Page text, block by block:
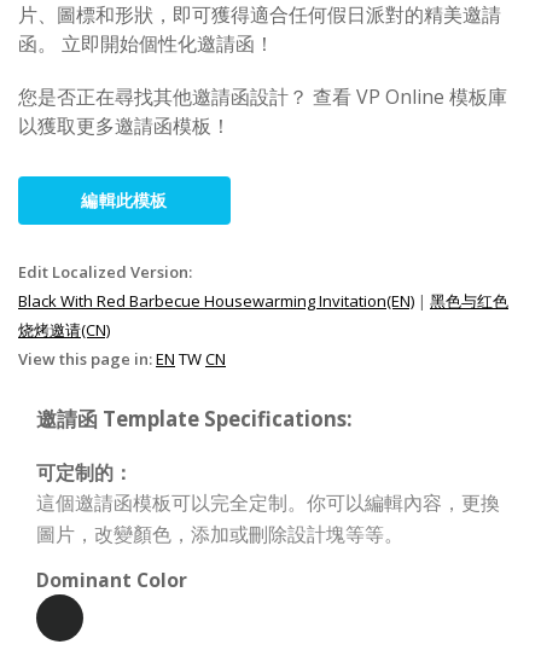
片、圖標和形狀，即可獲得適合任何假日派對的精美邀請
函。 立即開始個性化邀請函！
您是否正在尋找其他邀請函設計？ 查看 VP Online 模板庫
以獲取更多邀請函模板！
編輯此模板
Edit Localized Version:
Black With Red Barbecue Housewarming Invitation(EN) | 黑色与红色
烧烤邀请(CN)
View this page in:EN TWCN
邀請函 Template Specifications:
可定制的：
這個邀請函模板可以完全定制。你可以編輯內容，更換
圖片，改變顏色，添加或刪除設計塊等等。
Dominant Color